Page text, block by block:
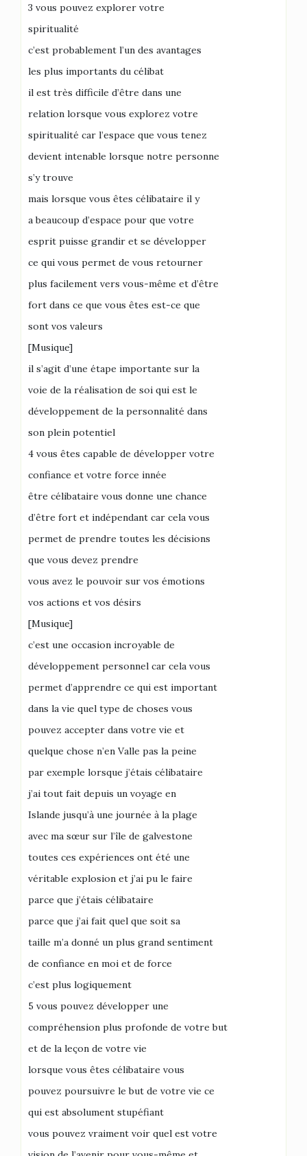
3 vous pouvez explorer votre
spiritualité
c’est probablement l’un des avantages
les plus importants du célibat
il est très difficile d’être dans une
relation lorsque vous explorez votre
spiritualité car l’espace que vous tenez
devient intenable lorsque notre personne
s’y trouve
mais lorsque vous êtes célibataire il y
a beaucoup d’espace pour que votre
esprit puisse grandir et se développer
ce qui vous permet de vous retourner
plus facilement vers vous-même et d’être
fort dans ce que vous êtes est-ce que
sont vos valeurs
[Musique]
il s’agit d’une étape importante sur la
voie de la réalisation de soi qui est le
développement de la personnalité dans
son plein potentiel
4 vous êtes capable de développer votre
confiance et votre force innée
être célibataire vous donne une chance
d’être fort et indépendant car cela vous
permet de prendre toutes les décisions
que vous devez prendre
vous avez le pouvoir sur vos émotions
vos actions et vos désirs
[Musique]
c’est une occasion incroyable de
développement personnel car cela vous
permet d’apprendre ce qui est important
dans la vie quel type de choses vous
pouvez accepter dans votre vie et
quelque chose n’en Valle pas la peine
par exemple lorsque j’étais célibataire
j’ai tout fait depuis un voyage en
Islande jusqu’à une journée à la plage
avec ma sœur sur l’île de galvestone
toutes ces expériences ont été une
véritable explosion et j’ai pu le faire
parce que j’étais célibataire
parce que j’ai fait quel que soit sa
taille m’a donné un plus grand sentiment
de confiance en moi et de force
c’est plus logiquement
5 vous pouvez développer une
compréhension plus profonde de votre but
et de la leçon de votre vie
lorsque vous êtes célibataire vous
pouvez poursuivre le but de votre vie ce
qui est absolument stupéfiant
vous pouvez vraiment voir quel est votre